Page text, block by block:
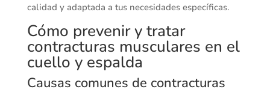
calidad y adaptada a tus necesidades específicas.
Cómo prevenir y tratar
contracturas musculares en el
cuello y espalda
Causas comunes de contracturas